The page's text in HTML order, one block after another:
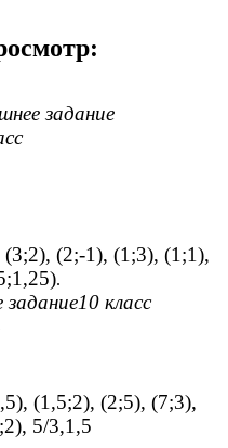
задание
(2;-1), (1;3), (1;1),
.
класс
(1,5;2), (2;5), (7;3),
5/3,1,5